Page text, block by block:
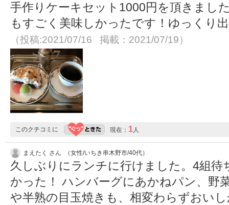
手作りケーキセット1000円を頂きまし
もすごく美味しかったです！ゆっくり
（投稿:2021/07/16 掲載：2021/07/19）
このクチコミに 現在： 1人
まえたく さん （女性/いちき串木野市/40代）
久しぶりにランチに行けました。4組
かった！ ハンバーグにあかねパン、野
や半熟の目玉焼きも、相変わらずおい